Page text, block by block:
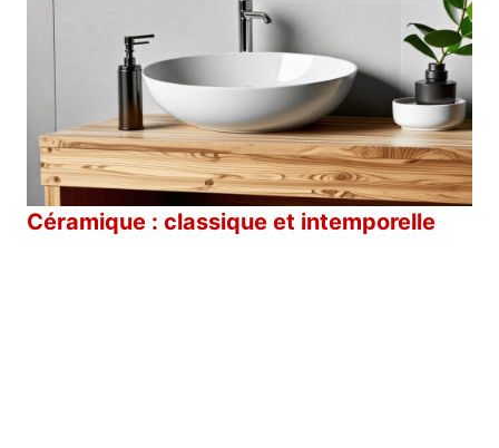
Céramique : classique et intemporelle